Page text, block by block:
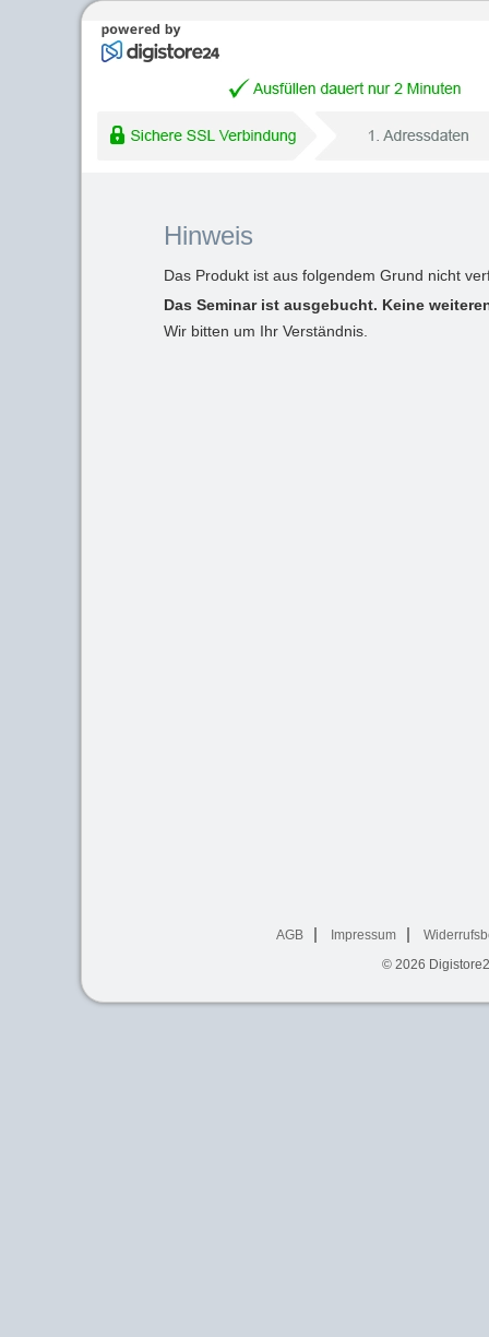
Hinweis
Das Produkt ist aus folgendem Grund nicht
Das Seminar ist ausgebucht. Keine
Wir bitten um Ihr Verständnis.
AGB Impressum
© 2026